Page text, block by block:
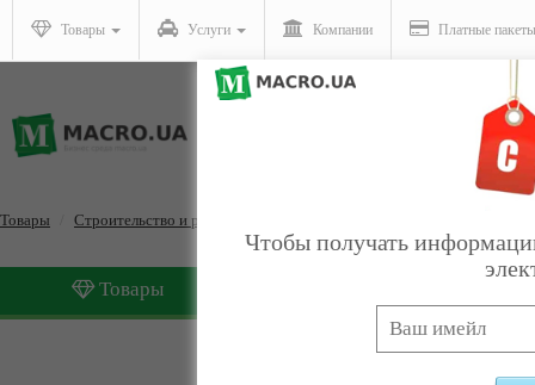
Товары Услуги Компании Платные пакеты
Товары Строительство и ремонт
Товары
Чтобы получать